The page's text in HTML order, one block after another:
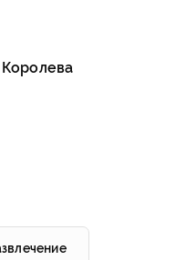
Королева